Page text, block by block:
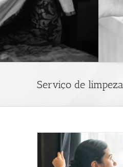
Serviço de limpeza